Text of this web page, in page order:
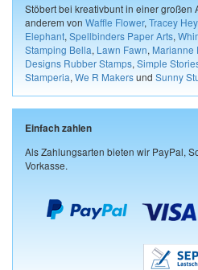
Stöbert bei kreativbunt in einer großen
anderem von Waffle Flower, Tracey Hey,
Elephant, Spellbinders Paper Arts,
Stamping Bella, Lawn Fawn, Marianne
Designs Rubber Stamps, Simple
Stamperia, We R Makersund Sunny
Einfach zahlen
Als Zahlungsarten bieten wir PayPal,
Vorkasse.